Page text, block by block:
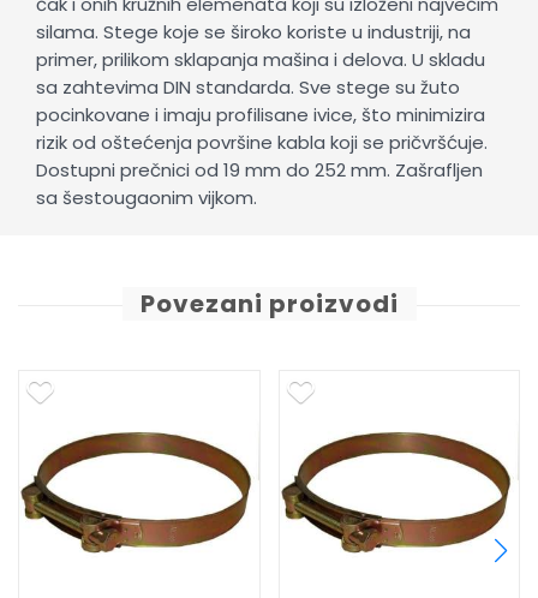
silama. Stege koje se široko koriste u industriji, na
primer, prilikom sklapanja mašina i delova. U skladu
sa zahtevima DIN standarda. Sve stege su žuto
pocinkovane i imaju profilisane ivice, što minimizira
rizik od oštećenja površine kabla koji se pričvršćuje.
Dostupni prečnici od 19 mm do 252 mm. Zašrafljen
sa šestougaonim vijkom.
Povezani proizvodi